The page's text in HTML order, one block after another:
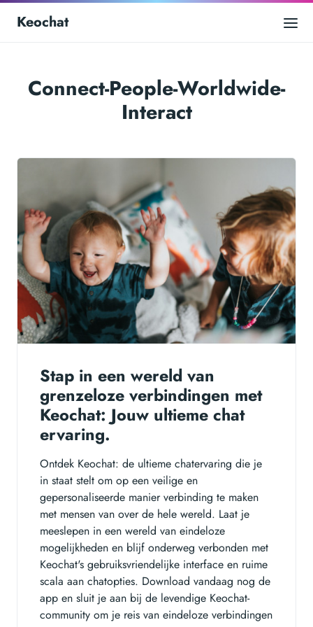
Keochat
Connect-People-Worldwide-
Interact
Stap in een wereld van
grenzeloze verbindingen met
Keochat: Jouw ultieme chat
ervaring.
Ontdek Keochat: de ultieme chatervaring die je
in staat stelt om op een veilige en
gepersonaliseerde manier verbinding te maken
met mensen van over de hele wereld. Laat je
meeslepen in een wereld van eindeloze
mogelijkheden en blijf onderweg verbonden met
Keochat's gebruiksvriendelijke interface en ruime
scala aan chatopties. Download vandaag nog de
app en sluit je aan bij de levendige Keochat-
community om je reis van eindeloze verbindingen